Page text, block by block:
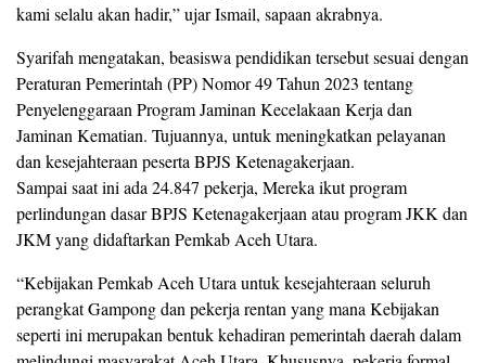
kami selalu akan hadir,” ujar Ismail, sapaan akrabnya.
Syarifah mengatakan, beasiswa pendidikan tersebut sesuai dengan
Peraturan Pemerintah (PP) Nomor 49 Tahun 2023 tentang
Penyelenggaraan Program Jaminan Kecelakaan Kerja dan
Jaminan Kematian. Tujuannya, untuk meningkatkan pelayanan
dan kesejahteraan peserta BPJS Ketenagakerjaan.
Sampai saat ini ada 24.847 pekerja, Mereka ikut program
perlindungan dasar BPJS Ketenagakerjaan atau program JKK dan
JKM yang didaftarkan Pemkab Aceh Utara.
“Kebijakan Pemkab Aceh Utara untuk kesejahteraan seluruh
perangkat Gampong dan pekerja rentan yang mana Kebijakan
seperti ini merupakan bentuk kehadiran pemerintah daerah dalam